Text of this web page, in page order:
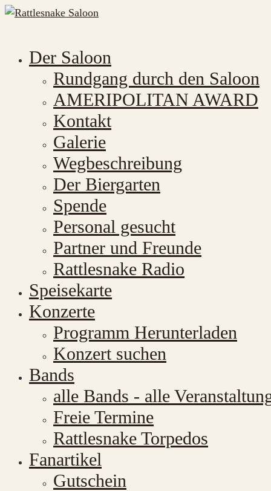
Der Saloon
Rundgang durch den Saloon
AMERIPOLITAN AWARD
Kontakt
Galerie
Wegbeschreibung
Der Biergarten
Spende
Personal gesucht
Partner und Freunde
Rattlesnake Radio
Speisekarte
Konzerte
Programm Herunterladen
Konzert suchen
Bands
alle Bands - alle
Freie Termine
Rattlesnake Torpedos
Fanartikel
Gutschein